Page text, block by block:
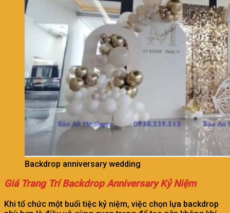
Backdrop anniversary wedding
Giá Trang Trí Backdrop Anniversary Kỷ Niệm
Khi tổ chức một buổi tiệc kỷ niệm, việc chọn lựa backdrop